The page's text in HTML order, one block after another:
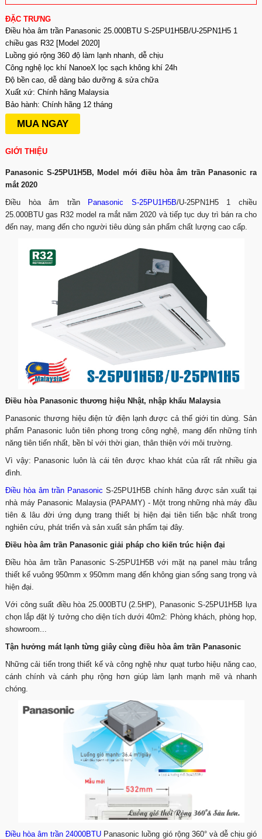
ĐẶC TRƯNG
Điều hòa âm trần Panasonic 25.000BTU S-25PU1H5B/U-25PN1H5 1
chiều gas R32 [Model 2020]
Luồng gió rộng 360 độ làm lạnh nhanh, dễ chịu
Công nghệ lọc khí NanoeX lọc sạch không khí 24h
Độ bền cao, dễ dàng bảo dưỡng & sửa chữa
Xuất xứ: Chính hãng Malaysia
Bảo hành: Chính hãng 12 tháng
MUA NGAY
GIỚI THIỆU
Panasonic S-25PU1H5B, Model mới điều hòa âm trần Panasonic ra
mắt 2020
Điều hòa âm trần
Panasonic S-25PU1H5B/U-25PN1H5 1 chiều
25.000BTU gas R32 model ra mắt năm 2020 và tiếp tục duy trì bán ra cho
đến nay, mang đến cho người tiêu dùng sản phẩm chất lượng cao cấp.
Điều hòa Panasonic thương hiệu Nhật, nhập khẩu Malaysia
Panasonic thương hiệu điện tử điện lạnh được cả thế giới tin dùng. Sản
phẩm Panasonic luôn tiên phong trong công nghệ, mang đến những tính
năng tiên tiến nhất, bền bỉ với thời gian, thân thiện với môi trường.
Vì vậy: Panasonic luôn là cái tên được khao khát của rất rất nhiều gia
đình.
Điều hòa âm trần Panasonic S-25PU1H5B chính hãng được sản xuất tại
nhà máy Panasonic Malaysia (PAPAMY) - Một trong những nhà máy đầu
tiên & lâu đời ứng dụng trang thiết bị hiện đại tiên tiến bậc nhất trong
nghiên cứu, phát triển và sản xuất sản phẩm tại đây.
Điều hòa âm trần Panasonic giải pháp cho kiến trúc hiện đại
Điều hòa âm trần Panasonic S-25PU1H5B với mặt nạ panel màu trắng
thiết kế vuông 950mm x 950mm mang đến không gian sống sang trọng và
hiện đại.
Với công suất điều hòa 25.000BTU (2.5HP), Panasonic S-25PU1H5B lựa
chọn lắp đặt lý tưởng cho diện tích dưới 40m2: Phòng khách, phòng họp,
showroom...
Tận hưởng mát lạnh từng giây cùng điều hòa âm trần Panasonic
Những cải tiến trong thiết kế và công nghệ như quạt turbo hiệu năng cao,
cánh chính và cánh phụ rộng hơn giúp làm lạnh mạnh mẽ và nhanh
chóng.
Điều hòa âm trần 24000BTU Panasonic luồng gió rộng 360° và dễ chịu gió